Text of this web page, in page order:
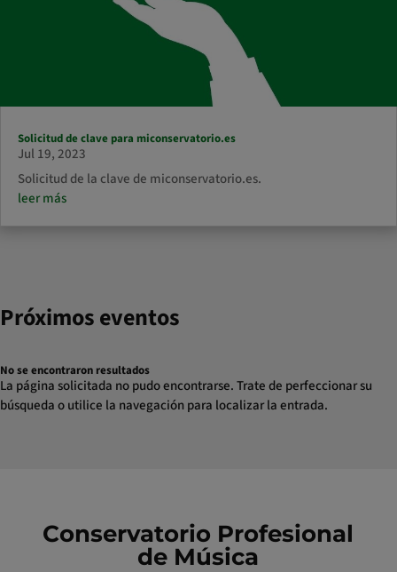
Solicitud de clave para miconservatorio.es
Jul 19, 2023
Solicitud de la clave de miconservatorio.es.
leer más
Próximos eventos
No se encontraron resultados
La página solicitada no pudo encontrarse. Trate de perfeccionar su
búsqueda o utilice la navegación para localizar la entrada.
Conservatorio Profesional
de Música